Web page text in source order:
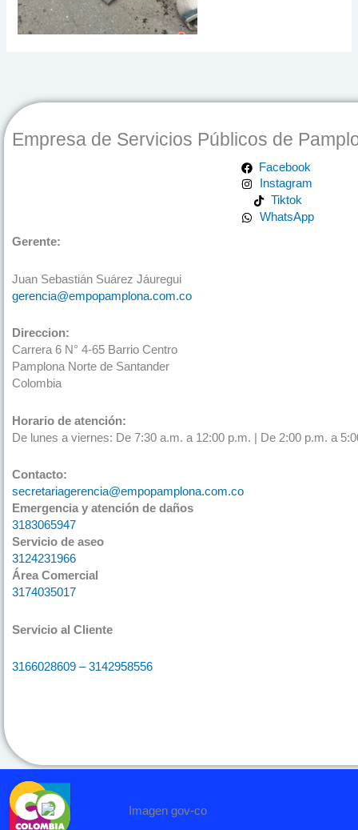
Empresa de Servicios Públicos de
Facebook
Instagram
Tiktok
WhatsApp
Gerente:
Juan Sebastián Suárez Jáuregui
gerencia@empopamplona.com.co
Direccion:
Carrera 6 N° 4-65 Barrio Centro
Pamplona Norte de Santander
Colombia
Horario de atención:
De lunes a viernes: De 7:30 a.m. a 12:00 p.m. | De 2:00 p.m. a
Contacto:
secretariagerencia@empopamplona.com.co
Emergencia y atención de daños
3183065947
Servicio de aseo
3124231966
Área Comercial
3174035017
Servicio al Cliente
3166028609 – 3142958556